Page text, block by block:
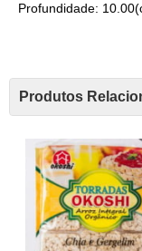
Profundidade:
Produtos